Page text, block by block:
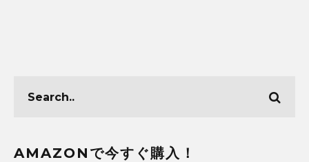
AMAZONで今すぐ購入！